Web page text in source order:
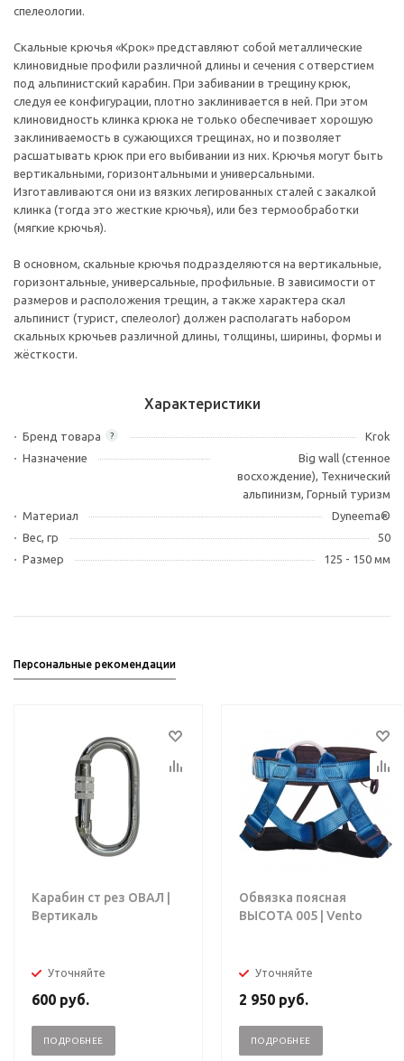
спелеологии.
Скальные крючья «Крок» представляют собой металлические
клиновидные профили различной длины и сечения с отверстием
под альпинистский карабин. При забивании в трещину крюк,
следуя ее конфигурации, плотно заклинивается в ней. При этом
клиновидность клинка крюка не только обеспечивает хорошую
заклиниваемость в сужающихся трещинах, но и позволяет
расшатывать крюк при его выбивании из них. Крючья могут быть
вертикальными, горизонтальными и универсальными.
Изготавливаются они из вязких легированных сталей с закалкой
клинка (тогда это жесткие крючья), или без термообработки
(мягкие крючья).
В основном, скальные крючья подразделяются на вертикальные,
горизонтальные, универсальные, профильные. В зависимости от
размеров и расположения трещин, а также характера скал
альпинист (турист, спелеолог) должен располагать набором
скальных крючьев различной длины, толщины, ширины, формы и
жёсткости.
Характеристики
?
Бренд товара
Krok
Назначение
Big wall (стенное
восхождение), Технический
альпинизм, Горный туризм
Материал
Dyneema®
Вес, гр
50
Размер
125 - 150 мм
Персональные рекомендации
Карабин ст рез ОВАЛ |
Вертикаль
Уточняйте
600 руб.
ПОДРОБНЕЕ
Обвязка поясная
ВЫСОТА 005 | Vento
Уточняйте
2 950 руб.
ПОДРОБНЕЕ